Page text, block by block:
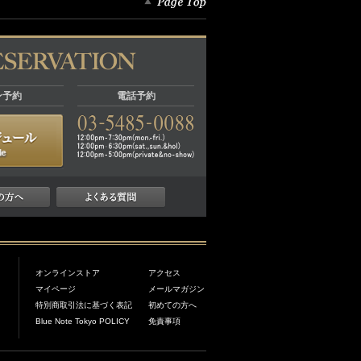
予約 電話予約
オンラインストア
マイページ
特別商取引法に基づく表記
Blue Note Tokyo POLICY
アクセス
メールマガジン
初めての方へ
免責事項